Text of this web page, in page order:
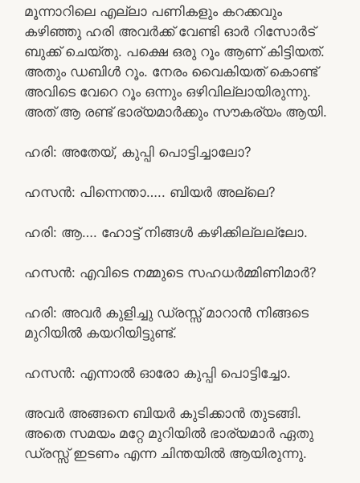
മൂന്നാറിലെ എല്ലാ പണികളും കറക്കവും
കഴിഞ്ഞു ഹരി അവർക്ക് വേണ്ടി ഓർ റിസോർട്
ബുക്ക്‌ ചെയ്തു. പക്ഷെ ഒരു റൂം ആണ് കിട്ടിയത്.
അതും ഡബിൾ റൂം. നേരം വൈകിയത് കൊണ്ട്
അവിടെ വേറെ റൂം ഒന്നും ഒഴിവില്ലായിരുന്നു.
അത് ആ രണ്ട് ഭാര്യമാർക്കും സൗകര്യം ആയി.
ഹരി: അതേയ്, കുപ്പി പൊട്ടിച്ചാലോ?
ഹസൻ: പിന്നെന്താ….. ബിയർ അല്ലെ?
ഹരി: ആ…. ഹോട്ട് നിങ്ങൾ കഴിക്കില്ലല്ലോ.
ഹസൻ: എവിടെ നമ്മുടെ സഹധർമ്മിണിമാർ?
ഹരി: അവർ കുളിച്ചു ഡ്രസ്സ്‌ മാറാൻ നിങ്ങടെ
മുറിയിൽ കയറിയിട്ടുണ്ട്.
ഹസൻ: എന്നാൽ ഓരോ കുപ്പി പൊട്ടിച്ചോ.
അവർ അങ്ങനെ ബിയർ കുടിക്കാൻ തുടങ്ങി.
അതെ സമയം മറ്റേ മുറിയിൽ ഭാര്യമാർ ഏതു
ഡ്രസ്സ്‌ ഇടണം എന്ന ചിന്തയിൽ ആയിരുന്നു.